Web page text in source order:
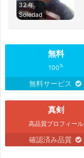
32 年
Soledad
無料
100%
無料サービス
真剣
高品質プロフィール
確認済み品質